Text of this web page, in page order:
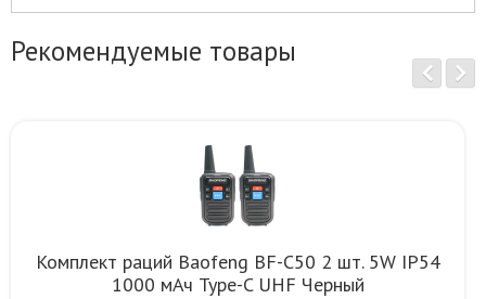
Рекомендуемые товары
Комплект раций Baofeng BF-C50 2 шт. 5W IP54
1000 мАч Type-C UHF Черный